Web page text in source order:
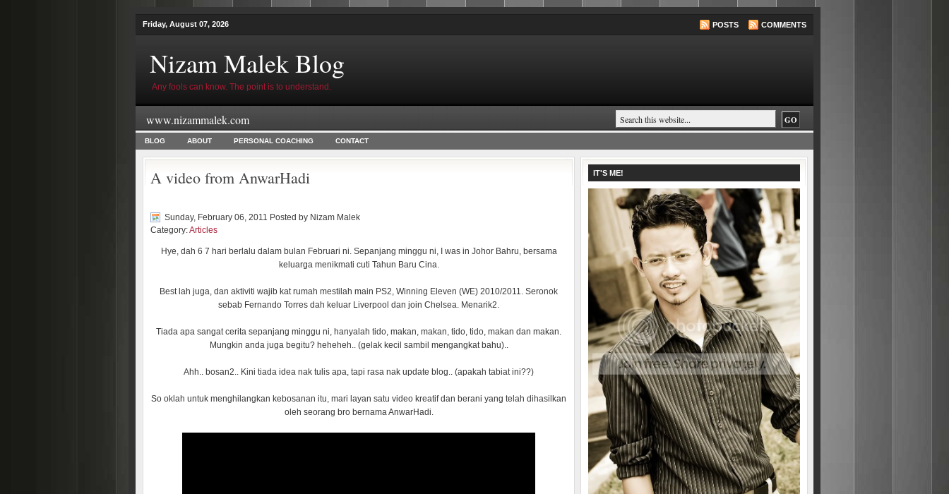
Friday, August 07, 2026 POSTS COMMENTS
Nizam Malek Blog
Any fools can know. The point is to understand.
www.nizammalek.com
BLOG ABOUT PERSONAL COACHING CONTACT
A video from AnwarHadi
Sunday, February 06, 2011 Posted by Nizam Malek
Category:Articles
Hye, dah 6 7 hari berlalu dalam bulan Februari ni. Sepanjang minggu ni, I was in Johor Bahru, bersama
keluarga menikmati cuti Tahun Baru Cina.
Best lah juga, dan aktiviti wajib kat rumah mestilah main PS2, Winning Eleven (WE) 2010/2011. Seronok
sebab Fernando Torres dah keluar Liverpool dan join Chelsea. Menarik2.
Tiada apa sangat cerita sepanjang minggu ni, hanyalah tido, makan, makan, tido, tido, makan dan makan.
Mungkin anda juga begitu? heheheh.. (gelak kecil sambil mengangkat bahu)..
Ahh.. bosan2.. Kini tiada idea nak tulis apa, tapi rasa nak update blog.. (apakah tabiat ini??)
So oklah untuk menghilangkan kebosanan itu, mari layan satu video kreatif dan berani yang telah dihasilkan
oleh seorang bro bernama AnwarHadi.
IT'S ME!